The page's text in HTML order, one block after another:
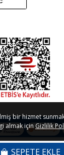
SEPETE EKLE
bir hizmet
almak için Gizlilik